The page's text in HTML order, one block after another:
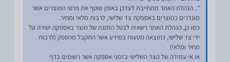
"...הנהלת האתר מתחייבת לעדכן באופן שוטף את פרטי המוצרים אשר
כמו כן, הנהלת האתר רשאית לבטל הזמנה של מוצר באספקה ישירה על
ידי צד שלישי, כתוצאה מטעות במידע אשר התקבל מהספק (לרבות
או אי עמידה של הצד השלישי בזמני אספקה אשר רשומים בדף